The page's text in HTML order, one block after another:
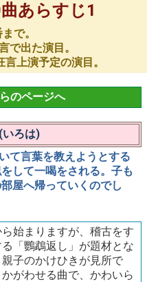
定商取引法表記
あらすじ1
で。
で出た演目。
上演予定の演目。
のページへ
ろは)
て言葉を教えようとする
して一喝をされる。子も
屋へ帰っていくのでし
始まりますが、稽古をす
「鸚鵡返し」が題材とな
子のかけひきが見所で
がわせる曲で、かわいら